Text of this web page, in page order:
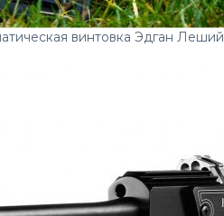
винтовка Эдган Леший